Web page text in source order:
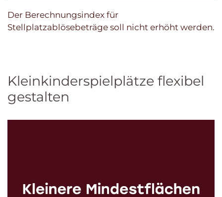
Der Berechnungsindex für
Stellplatzablösebeträge soll nicht erhöht werden.
Kleinkinderspielplätze flexibel
gestalten